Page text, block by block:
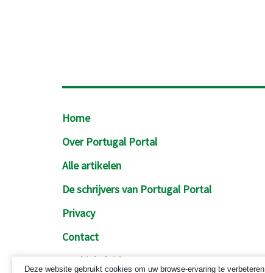
Footer
Home
Over Portugal Portal
Alle artikelen
De schrijvers van Portugal Portal
Privacy
Contact
Cookiebeleid
Deze website gebruikt cookies om uw browse-ervaring te verbeteren